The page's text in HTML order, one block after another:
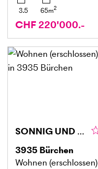
3.5 65m2
CHF 220'000.-
SONNIG UND RUHIG GELEGEN
3935 Bürchen
Wohnen (erschlossen)